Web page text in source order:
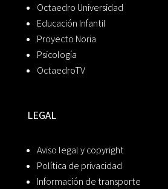
Octaedro Universidad
Educación Infantil
Proyecto Noria
Psicología
OctaedroTV
LEGAL
Aviso legal y copyright
Política de privacidad
Información de transporte